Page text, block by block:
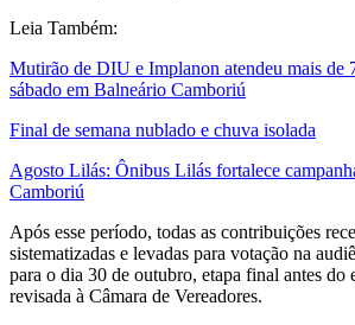
Leia Também:
Mutirão de DIU e Implanon atendeu mais de
sábado em Balneário Camboriú
Final de semana nublado e chuva isolada
Agosto Lilás: Ônibus Lilás fortalece
Camboriú
Após esse período, todas as contribuições
sistematizadas e levadas para votação na
para o dia 30 de outubro, etapa final antes do
revisada à Câmara de Vereadores.